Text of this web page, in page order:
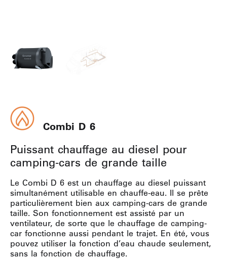
Combi D 6
Puissant chauffage au diesel pour
camping-cars de grande taille
Le Combi D 6 est un chauffage au diesel puissant
simultanément utilisable en chauffe-eau. Il se prête
particulièrement bien aux camping-cars de grande
taille. Son fonctionnement est assisté par un
ventilateur, de sorte que le chauffage de camping-
car fonctionne aussi pendant le trajet. En été, vous
pouvez utiliser la fonction d’eau chaude seulement,
sans la fonction de chauffage.